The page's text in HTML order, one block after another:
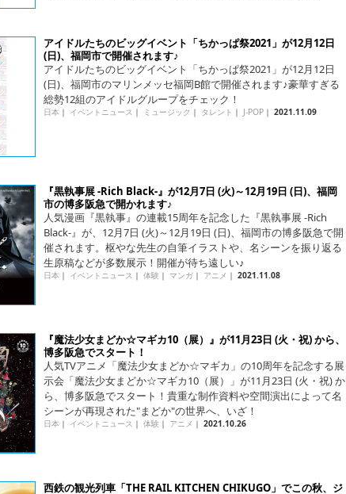
アイドルたちのビッグイベント「ちかっぱ祭2021」が12月12日
(日)、福岡市で開催されます♪
アイドルたちのビッグイベント「ちかっぱ祭2021」が12月12日
(日)、福岡市のマリンメッセ福岡B館で開催されます♪豪華すぎる
総勢12組のアイドルグループをチェック！
日本 ｜ イベントニュース ｜ ミュージック ｜ タレント ｜ J-POP ｜ 2021.11.09
『黒執事展 -Rich Black-』が12月7日 (火)～12月19日 (日)、福岡
市の博多阪急で開かれます♪
人気漫画『黒執事』の連載15周年を記念した『黒執事展 -Rich
Black-』が、12月7日 (火)～12月19日 (日)、福岡市の博多阪急で開
催されます。枢やな先生の自筆イラストや、名シーンを振り返る
生原稿などが多数展示！開催が待ち遠しい♪
日本 ｜ イベントニュース ｜ 体験 ｜ マンガ ｜ アニメ ｜ 2021.11.08
『魔法少女まどか☆マギカ10（展）』が11月23日 (火・祝) から、
博多阪急でスタート！
人気TVアニメ「魔法少女まどか☆マギカ」の10周年を記念する展
示会「魔法少女まどか☆マギカ10（展）」が11月23日 (火・祝) か
ら、博多阪急でスタート！貴重な制作資料や空間演出によって名
シーンが再現された"まどか"の世界へ、いざ！
日本 ｜ イベントニュース ｜ 体験 ｜ アニメ ｜ 2021.10.26
西鉄の観光列車「THE RAIL KITCHEN CHIKUGO」でこの秋、ジ